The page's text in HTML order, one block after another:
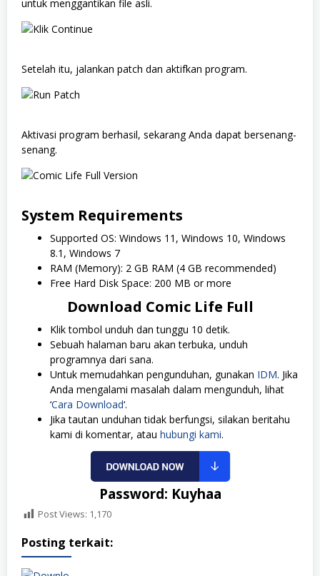
untuk menggantikan file asli.
Setelah itu, jalankan patch dan aktifkan program.
Aktivasi program berhasil, sekarang Anda dapat bersenang-
senang.
System Requirements
Supported OS: Windows 11, Windows 10, Windows
8.1, Windows 7
RAM (Memory): 2 GB RAM (4 GB recommended)
Free Hard Disk Space: 200 MB or more
Download Comic Life Full
Klik tombol unduh dan tunggu 10 detik.
Sebuah halaman baru akan terbuka, unduh
programnya dari sana.
Untuk memudahkan pengunduhan, gunakan IDM. Jika
Anda mengalami masalah dalam mengunduh, lihat
‘Cara Download‘.
Jika tautan unduhan tidak berfungsi, silakan beritahu
kami di komentar, atau hubungi kami.
Password: Kuyhaa
Post Views: 1,170
Posting terkait: